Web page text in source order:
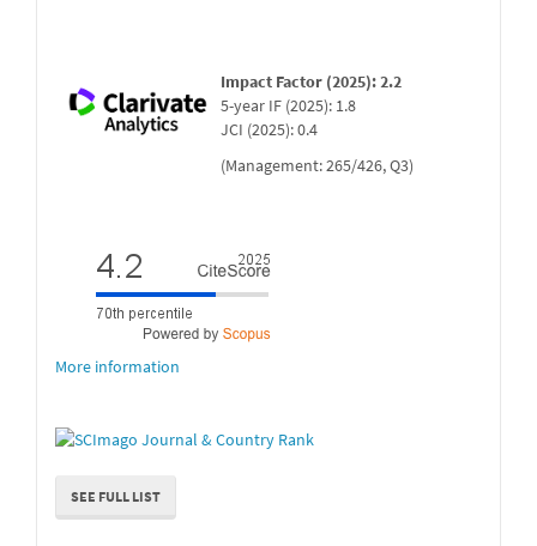
Impact Factor (2025): 2.2
5-year IF (2025): 1.8
JCI (2025): 0.4
(Management: 265/426, Q3)
More information
SEE FULL LIST